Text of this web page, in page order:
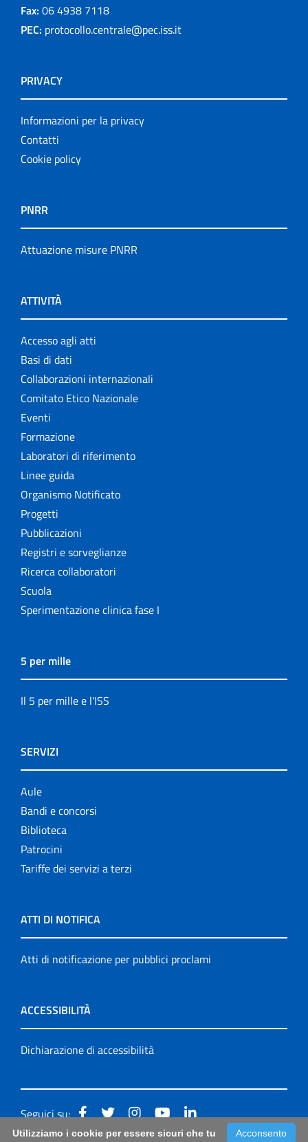
Fax: 06 4938 7118
PEC: protocollo.centrale@pec.iss.it
PRIVACY
Informazioni per la privacy
Contatti
Cookie policy
PNRR
Attuazione misure PNRR
ATTIVITÀ
Accesso agli atti
Basi di dati
Collaborazioni internazionali
Comitato Etico Nazionale
Eventi
Formazione
Laboratori di riferimento
Linee guida
Organismo Notificato
Progetti
Pubblicazioni
Registri e sorveglianze
Ricerca collaboratori
Scuola
Sperimentazione clinica fase I
5 per mille
Il 5 per mille e l'ISS
SERVIZI
Aule
Bandi e concorsi
Biblioteca
Patrocini
Tariffe dei servizi a terzi
ATTI DI NOTIFICA
Atti di notificazione per pubblici proclami
ACCESSIBILITÀ
Dichiarazione di accessibilità
Seguici su:
Acconsento
Utilizziamo i cookie per essere sicuri che tu